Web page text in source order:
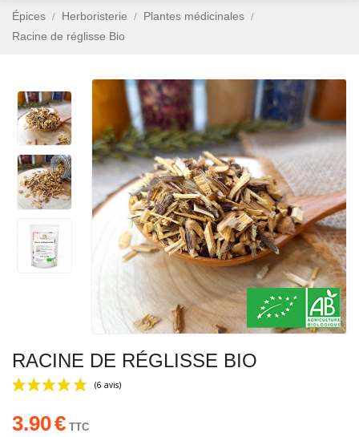
Épices Herboristerie
Plantes médicinales
Racine de réglisse Bio
RACINE DE RÉGLISSE BIO
3.90€ TTC